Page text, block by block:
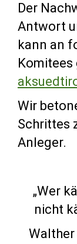
Der
Antwort
kann an
Komitees
Wir
Schrittes
Anleger.
„Wer
nicht